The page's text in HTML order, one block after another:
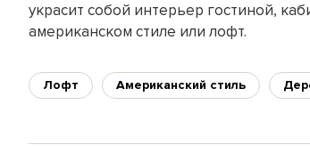
украсит собой интерьер гостиной,
американском стиле или лофт.
Лофт Американский стиль